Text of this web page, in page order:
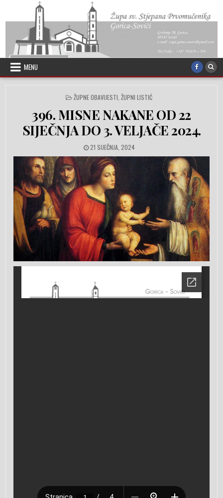
Skip to content
MENU
POSTED IN
ŽUPNE OBAVIJESTI, ŽUPNI LISTIĆ
396. MISNE NAKANE OD 22
SIJEČNJA DO 3. VELJAČE 2024.
PUBLISHED DATE:
21 SIJEČNJA, 2024